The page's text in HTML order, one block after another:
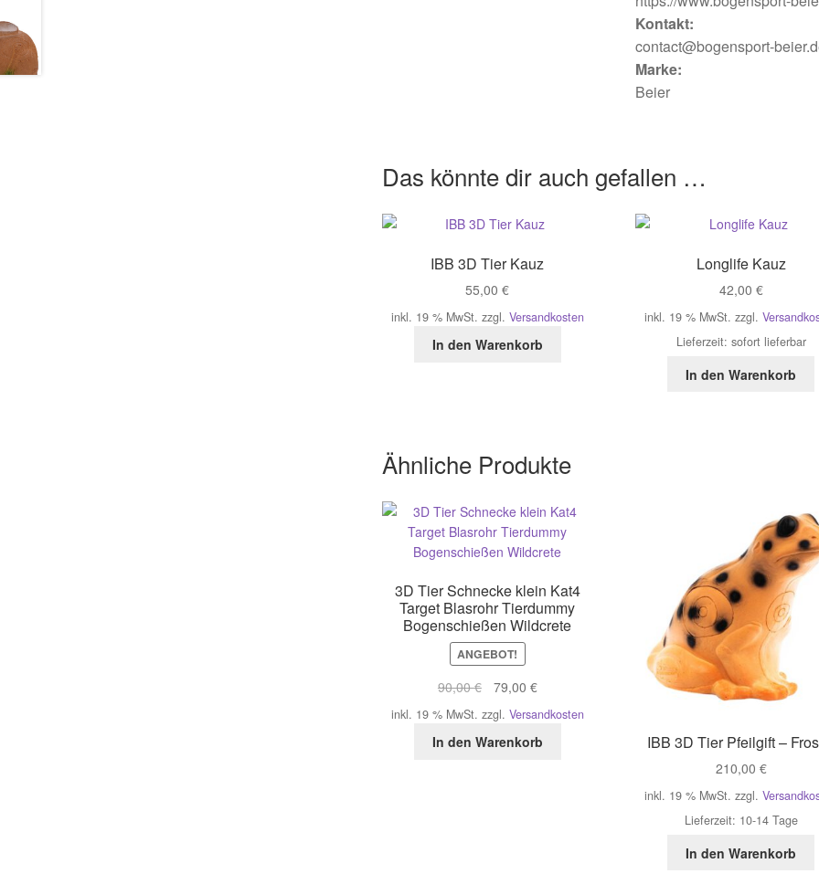
Kontakt:
contact@bogensport-
Marke:
Beier
Das könnte dir auch gefallen …
IBB 3D Tier Kauz
55,00€
inkl. 19 % MwSt. zzgl. Versandkosten
In den Warenkorb
Longlife Kauz
42,00 €
inkl. 19 % MwSt. zzgl.
Lieferzeit: sofort lieferbar
In den Warenkorb
Ähnliche Produkte
3D Tier Schnecke klein Kat4
Target Blasrohr Tierdummy
Bogenschießen Wildcrete
ANGEBOT!
90,00€
Ursprünglicher
Preis
war:
90,00 €
79,00 €Aktueller
Preis
79,00 €.
inkl. 19 % MwSt. zzgl. Versandkosten
In den Warenkorb IBB 3D Tier Pfeilgift –
210,00 €
inkl. 19 % MwSt. zzgl.
Lieferzeit: 10-14 Tage
In den Warenkorb